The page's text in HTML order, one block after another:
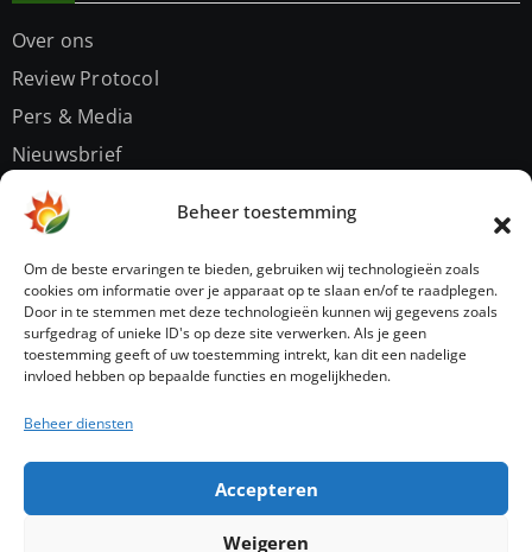
Beheer toestemming
Om de beste ervaringen te bieden, gebruiken wij technologieën zoals
cookies om informatie over je apparaat op te slaan en/of te raadplegen.
Door in te stemmen met deze technologieën kunnen wij gegevens zoals
surfgedrag of unieke ID's op deze site verwerken. Als je geen
toestemming geeft of uw toestemming intrekt, kan dit een nadelige
invloed hebben op bepaalde functies en mogelijkheden.
Beheer diensten
Accepteren
Weigeren
Over ons
Review Protocol
Pers & Media
Nieuwsbrief
Contact
Privacybeleid
Sitemap